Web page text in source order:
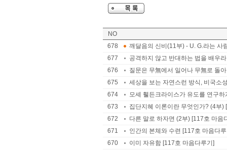
NO
678
깨달음의 신비(11부) - U. G.라는 사
677
공격하지 않고 반대하는 법을 배우
676
질문은 무無에서 일어나 무無로 돌
675
세상을 보는 자연스런 방식, 비국소
674
모셰 휄든크라이스가 유도를 연구
673
집단지혜 이론이란 무엇인가? (4부)
672
다른 말로 하자면 (2부) [117호 마음
671
인간의 본체와 수련 [117호 마음다
670
이미 자유함 [117호 마음다루기]